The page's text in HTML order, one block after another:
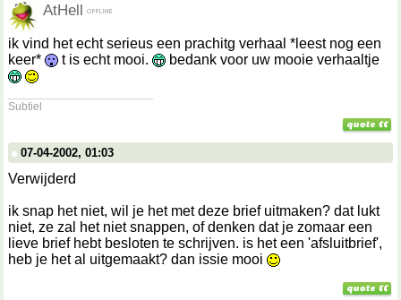
AtHell
ik vind het echt serieus een prachitg verhaal *leest nog een
keer*
t is echt mooi. bedank voor uw mooie verhaaltje
Subtiel
07-04-2002, 01:03
Verwijderd
ik snap het niet, wil je het met deze brief uitmaken? dat lukt
niet, ze zal het niet snappen, of denken dat je zomaar een
lieve brief hebt besloten te schrijven. is het een 'afsluitbrief',
heb je het al uitgemaakt? dan issie mooi